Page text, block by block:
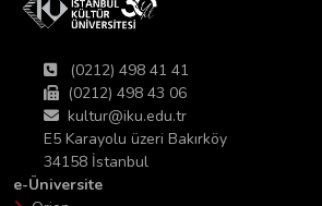
(0212) 498 41 41
(0212) 498 43 06
kultur@iku.edu.tr
E5 Karayolu üzeri Bakırköy
34158 İstanbul
e-Üniversite